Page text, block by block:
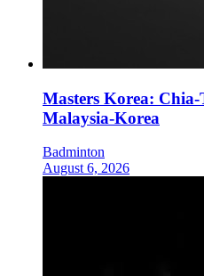
Masters Korea:
Malaysia-Korea
Badminton
August 6, 2026